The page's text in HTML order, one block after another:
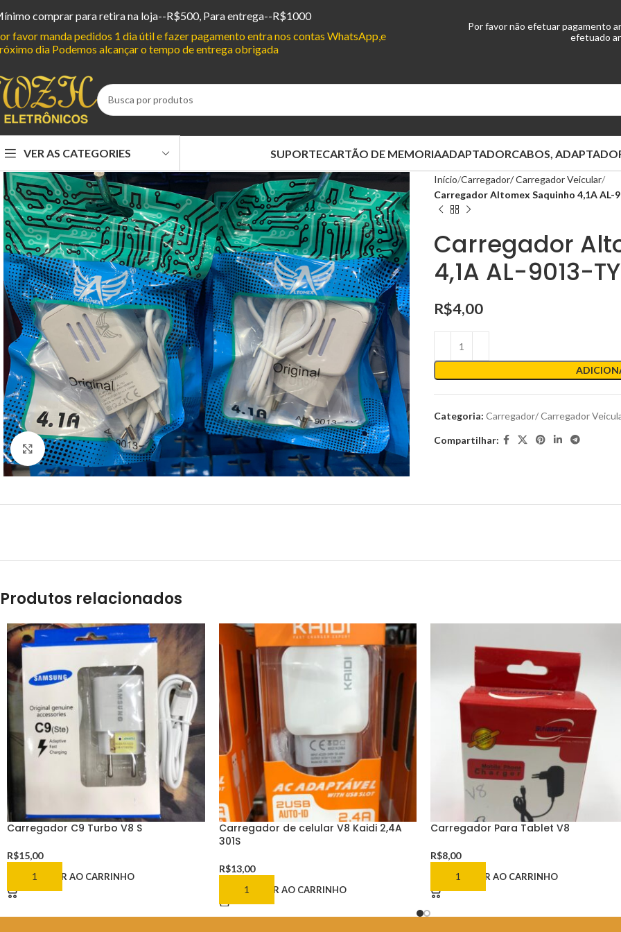
comprar para retira na loja--R$500, Para entrega--R$1000
favor manda pedidos 1 dia útil e fazer pagamento entra nos contas WhatsApp,e
dia Podemos alcançar o tempo de entrega obrigada
Por favor não efetuar pagamento
efetuado
VER AS CATEGORIES SUPORTECARTÃO DE MEMORIAADAPTADORCABOS,
Clique para ampliar
Início Carregador/ Carregador Veicular
Carregador Altomex Saquinho 4,1A AL-
Carregador
4,1A AL-9013-
R$4,00
Categoria: Carregador/ Carregador
Compartilhar:
Produtos relacionados
Carregador C9 Turbo V8 S
R$15,00
ADICIONAR AO CARRINHO
Carregador de celular V8 Kaidi 2,4A
301S
R$13,00
ADICIONAR AO CARRINHO
Carregador Para Tablet V8
R$8,00
ADICIONAR AO CARRINHO